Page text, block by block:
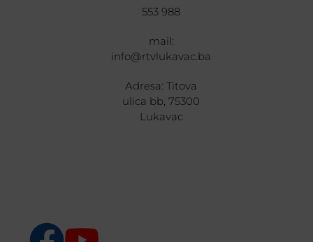
553 988
mail:
info@rtvlukavac.ba
Adresa: Titova
ulica bb, 75300
Lukavac